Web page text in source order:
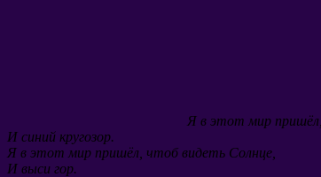
Я в этот мир пришёл
И синий кругозор.
Я в этот мир пришёл чтоб видеть Солнце
И выси гор.